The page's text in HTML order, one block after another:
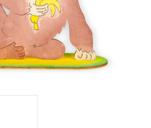
nás
O nás - kdo jsme?
Obchodní podmínky